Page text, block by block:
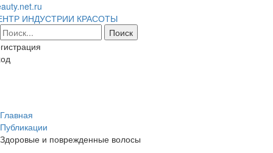
ИНДУСТРИИ КРАСОТЫ
Главная
Публикации
Здоровые и поврежденные волосы